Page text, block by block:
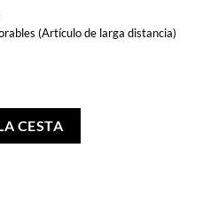
(Artículo de larga distancia)
CESTA